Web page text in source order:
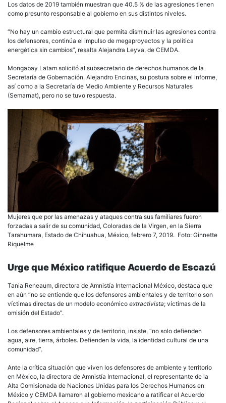
Los datos de 2019 también muestran que 40.5 % de las agresiones tienen
como presunto responsable al gobierno en sus distintos niveles.
“No hay un cambio estructural que permita disminuir las agresiones contra
los defensores, continúa el impulso de megaproyectos y la política
energética sin cambios”, resalta Alejandra Leyva, de CEMDA.
Mongabay Latam solicitó al subsecretario de derechos humanos de la
Secretaría de Gobernación, Alejandro Encinas, su postura sobre el informe,
así como a la Secretaría de Medio Ambiente y Recursos Naturales
(Semarnat), pero no se tuvo respuesta.
Mujeres que por las amenazas y ataques contra sus familiares fueron
forzadas a salir de su comunidad, Coloradas de la Virgen, en la Sierra
Tarahumara, Estado de Chihuahua, México, febrero 7, 2019. Foto: Ginnette
Riquelme
Urge que México ratifique Acuerdo de Escazú
Tania Reneaum, directora de Amnistía Internacional México, destaca que
en aún “no se entiende que los defensores ambientales y de territorio son
víctimas directas de un modelo económico extractivista; víctimas de la
omisión del Estado”.
Los defensores ambientales y de territorio, insiste, “no solo defienden
agua, aire, tierra, árboles. Defienden la vida, la identidad cultural de una
comunidad”.
Ante la crítica situación que viven los defensores de ambiente y territorio
en México, la directora de Amnistía Internacional, el representante de la
Alta Comisionada de Naciones Unidas para los Derechos Humanos en
México y CEMDA llamaron al gobierno mexicano a ratificar el Acuerdo